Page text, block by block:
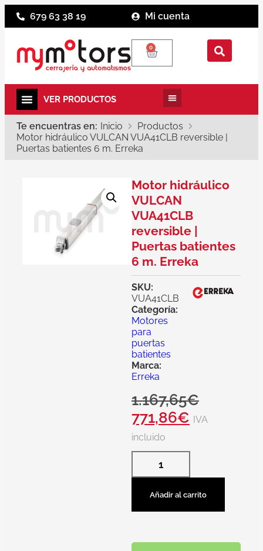
679 63 38 19 Mi cuenta
0
Te encuentras en: Inicio
Productos
Motor hidráulico VULCAN VUA41CLB reversible |
Puertas batientes 6 m. Erreka
Motor hidráulico
VULCAN
VUA41CLB
reversible |
Puertas batientes
6 m. Erreka
SKU:
VUA41CLB
Categoría:
Motores
para
puertas
batientes
Marca:
Erreka
1.167,65€
771,86€ IVA
incluido
Añadir al carrito